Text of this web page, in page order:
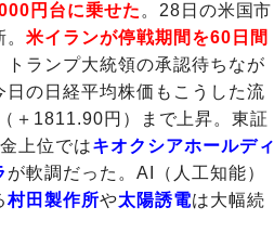
円台に乗せた 。28日の米国市
。米イランが停戦期間を60日間
トランプ大統領の承認待ちなが
の日経平均株価もこうした流
＋1811.90円）まで上昇。東証
上位ではキオクシアホールディ
が軟調だった。AI（人工知能）
村田製作所や太陽誘電は大幅続